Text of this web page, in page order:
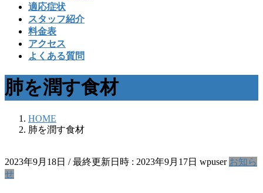
適応症状
スタッフ紹介
料金表
アクセス
よくある質問
肺を潤す食材
HOME
肺を潤す食材
2023年9月18日 / 最終更新日時 : 2023年9月17日 wpuser お知ら
せ